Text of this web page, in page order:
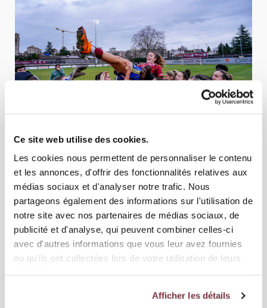
Ce site web utilise des cookies.
Les cookies nous permettent de personnaliser le contenu
et les annonces, d'offrir des fonctionnalités relatives aux
médias sociaux et d'analyser notre trafic. Nous
partageons également des informations sur l'utilisation de
notre site avec nos partenaires de médias sociaux, de
publicité et d'analyse, qui peuvent combiner celles-ci
avec d'autres informations que vous leur avez fournies
ou qu'ils ont collectées lors de votre utilisation de leurs
Afficher les détails